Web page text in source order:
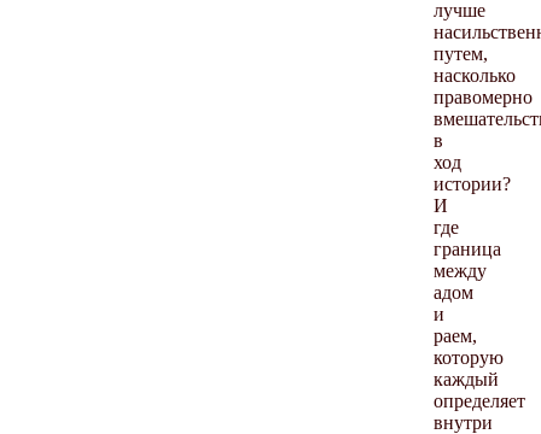
лучше
путем,
насколько
правомерно
в
ход
истории?
И
где
граница
между
адом
и
раем,
которую
каждый
определяет
внутри